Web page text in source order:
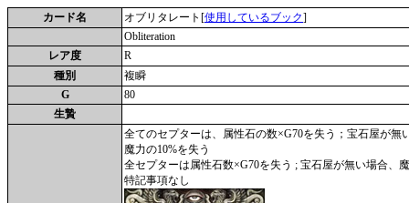
カード名 オブリタレート[使用しているブック]
Obliteration
レア度
R
種別
複瞬
G
80
生贄
全てのセプターは、属性石の数×G70を失う；宝石屋が無
魔力の10%を失う
全セプターは属性石数×G70を失う ; 宝石屋が無い場合、
特記事項なし